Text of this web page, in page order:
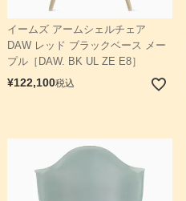
イームズ アームシェルチェア
DAW レッド ブラックベース メー
プル［DAW. BK UL ZE E8］
¥122,100税込